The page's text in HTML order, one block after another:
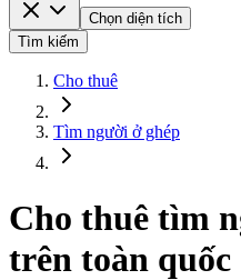
Chọn diện tích
Tìm kiếm
Cho thuê
Tìm người ở ghép
Cho thuê tìm
trên toàn quốc